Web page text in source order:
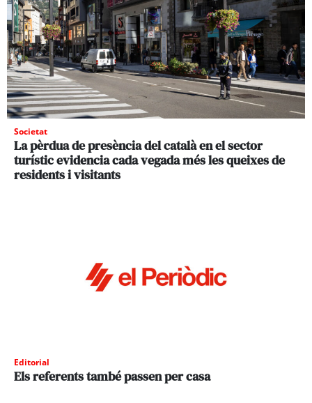
Societat
La pèrdua de presència del català en el sector
turístic evidencia cada vegada més les queixes de
residents i visitants
Editorial
Els referents també passen per casa